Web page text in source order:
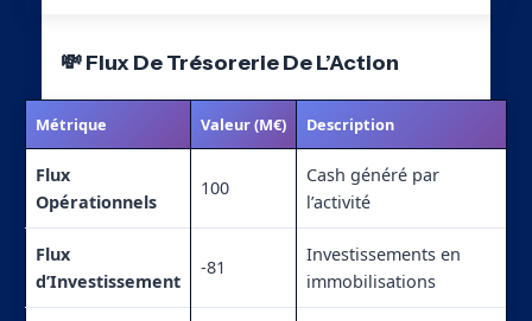
💸 Flux De Trésorerie De L’Action
Métrique Valeur (M€) Description
Flux
Opérationnels
100
Cash généré par
l’activité
Flux
d’Investissement
-81
Investissements en
immobilisations